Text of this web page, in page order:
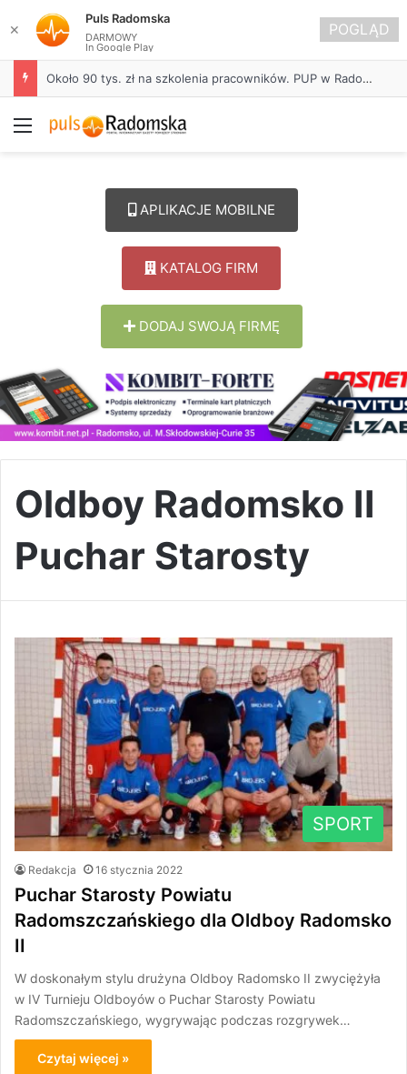
Około 90 tys. zł na szkolenia pracowników. PUP w Radomsku ogłasza nabór wniosków
Menu
APLIKACJE MOBILNE
KATALOG FIRM
DODAJ SWOJĄ FIRMĘ
Oldboy Radomsko II
Puchar Starosty
SPORT
Redakcja 16 stycznia 2022
Puchar Starosty Powiatu
Radomszczańskiego dla Oldboy Radomsko
II
W doskonałym stylu drużyna Oldboy Radomsko II zwyciężyła
w IV Turnieju Oldboyów o Puchar Starosty Powiatu
Radomszczańskiego, wygrywając podczas rozgrywek…
Czytaj więcej »
✕
Puls Radomska
DARMOWY
In Google Play
POGLĄD